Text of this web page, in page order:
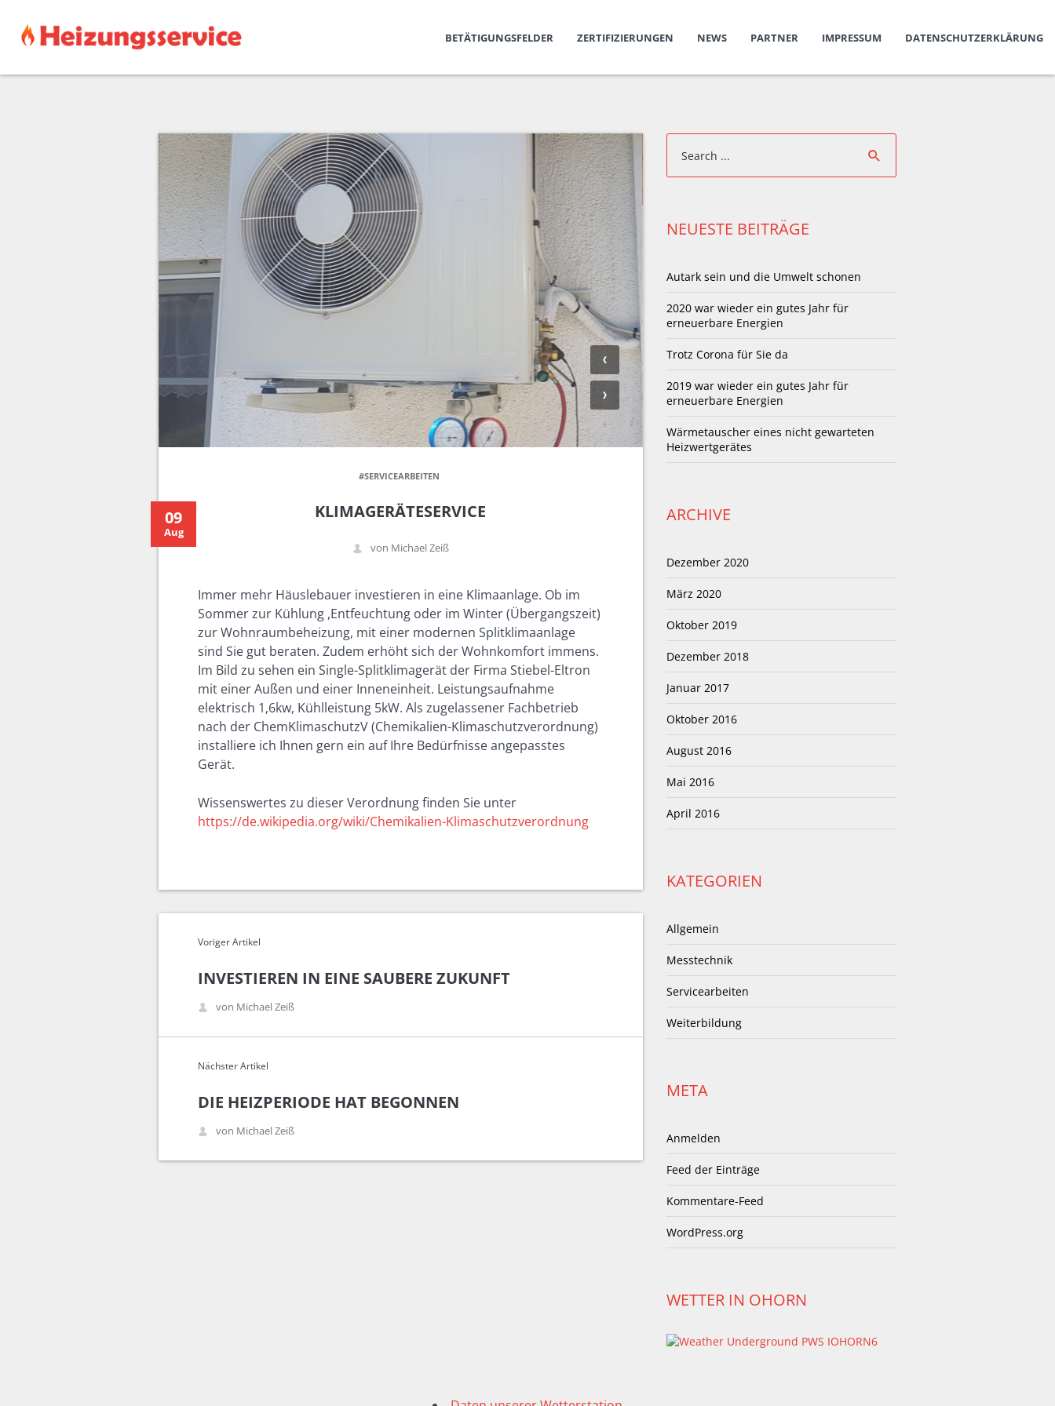
BETÄTIGUNGSFELDER ZERTIFIZIERUNGEN NEWS PARTNER IMPRESSUM DATENSCHUTZERKLÄRUNG
#SERVICEARBEITEN
KLIMAGERÄTESERVICE
09
Aug
von Michael Zeiß
Immer mehr Häuslebauer investieren in eine Klimaanlage. Ob im
Sommer zur Kühlung ,Entfeuchtung oder im Winter (Übergangszeit)
zur Wohnraumbeheizung, mit einer modernen Splitklimaanlage
sind Sie gut beraten. Zudem erhöht sich der Wohnkomfort immens.
Im Bild zu sehen ein Single-Splitklimagerät der Firma Stiebel-Eltron
mit einer Außen und einer Inneneinheit. Leistungsaufnahme
elektrisch 1,6kw, Kühlleistung 5kW. Als zugelassener Fachbetrieb
nach der ChemKlimaschutzV (Chemikalien-Klimaschutzverordnung)
installiere ich Ihnen gern ein auf Ihre Bedürfnisse angepasstes
Gerät.
Wissenswertes zu dieser Verordnung finden Sie unter
https://de.wikipedia.org/wiki/Chemikalien-Klimaschutzverordnung
Voriger Artikel
INVESTIEREN IN EINE SAUBERE ZUKUNFT
von Michael Zeiß
Nächster Artikel
DIE HEIZPERIODE HAT BEGONNEN
von Michael Zeiß
NEUESTE BEITRÄGE
Autark sein und die Umwelt schonen
2020 war wieder ein gutes Jahr für
erneuerbare Energien
Trotz Corona für Sie da
2019 war wieder ein gutes Jahr für
erneuerbare Energien
Wärmetauscher eines nicht gewarteten
Heizwertgerätes
ARCHIVE
Dezember 2020
März 2020
Oktober 2019
Dezember 2018
Januar 2017
Oktober 2016
August 2016
Mai 2016
April 2016
KATEGORIEN
Allgemein
Messtechnik
Servicearbeiten
Weiterbildung
META
Anmelden
Feed der Einträge
Kommentare-Feed
WordPress.org
WETTER IN OHORN